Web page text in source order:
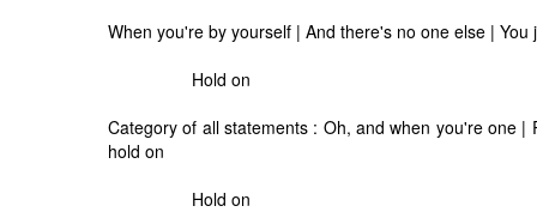
When you're by yourself | And there's no one else |
Hold on
Category of all statements : Oh, and when you're one |
hold on
Hold on